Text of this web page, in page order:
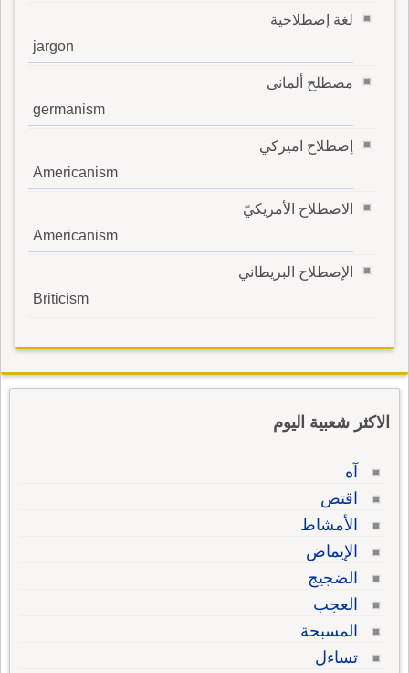
لغة إصطلاحية
jargon
مصطلح ألمانى
germanism
إصطلاح اميركي
Americanism
الاصطلاح الأمريكيّ
Americanism
الإصطلاح البريطاني
Briticism
الاكثر شعبية اليوم
آه
اقتص
الأمشاط
الإيماض
الضجيج
العجب
المسبحة
تساءل